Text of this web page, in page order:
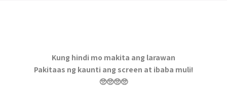
Kung hindi mo makita ang larawan
Pakitaas ng kaunti ang screen at ibaba muli!
🥺🥺🥺🥺